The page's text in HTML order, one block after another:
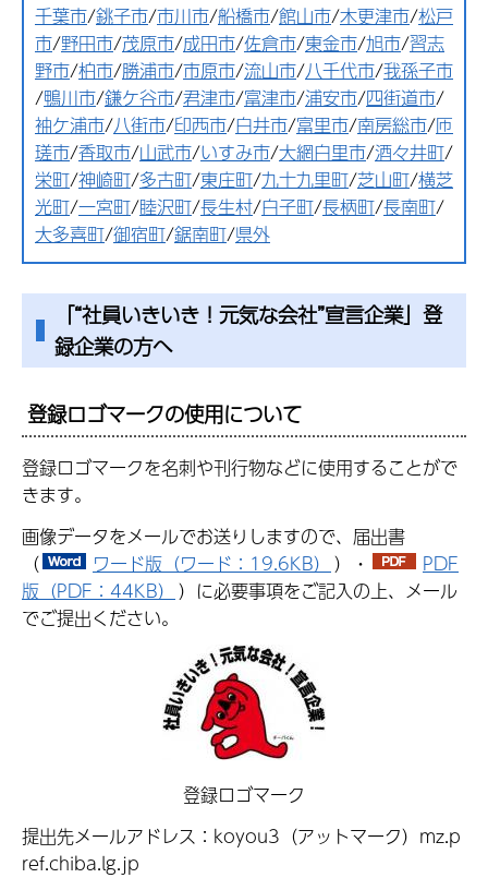
千葉市/銚子市/市川市/船橋市/館山市/木更津市/松戸
市/野田市/茂原市/成田市/佐倉市/東金市/旭市/習志
野市/柏市/勝浦市/市原市/流山市/八千代市/我孫子市
/鴨川市/鎌ケ谷市/君津市/富津市/浦安市/四街道市/
袖ケ浦市/八街市/印西市/白井市/富里市/南房総市/匝
瑳市/香取市/山武市/いすみ市/大網白里市/酒々井町/
栄町/神崎町/多古町/東庄町/九十九里町/芝山町/横芝
光町/一宮町/睦沢町/長生村/白子町/長柄町/長南町/
大多喜町/御宿町/鋸南町/県外
「“社員いきいき！元気な会社”宣言企業」登
録企業の方へ
登録ロゴマークの使用について
登録ロゴマークを名刺や刊行物などに使用することがで
きます。
画像データをメールでお送りしますので、届出書
（
ワード版（ワード：19.6KB） ）・
PDF
版（PDF：44KB） ）に必要事項をご記入の上、メール
でご提出ください。
登録ロゴマーク
提出先メールアドレス：koyou3（アットマーク）mz.p
ref.chiba.lg.jp